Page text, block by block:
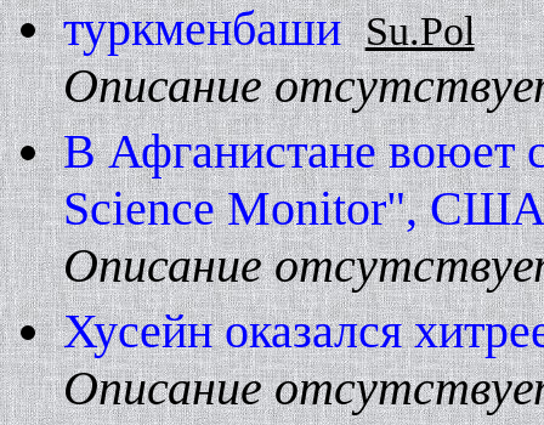
туркменбаши Su.Pol
Описание
В Афганистане воюет
Science Monitor",
Описание
Хусейн оказался
Описание